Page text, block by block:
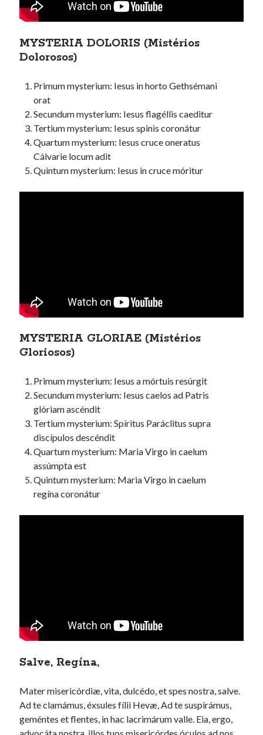
MYSTERIA DOLORIS (Mistérios
Dolorosos)
Primum mysterium: Iesus in horto Gethsémani
orat
Secundum mysterium: Iesus flagéllis caeditur
Tertium mysterium: Iesus spinis coronátur
Quartum mysterium: Iesus cruce oneratus
Cálvarie locum adit
Quintum mysterium: Iesus in cruce móritur
MYSTERIA GLORIAE (Mistérios
Gloriosos)
Primum mysterium: Iesus a mórtuis resúrgit
Secundum mysterium: Iesus caelos ad Patris
glóriam ascéndit
Tertium mysterium: Spíritus Paráclitus supra
discípulos descéndit
Quartum mysterium: Maria Virgo in caelum
assúmpta est
Quintum mysterium: Maria Virgo in caelum
regína coronátur
Salve, Regína,
Mater misericórdiæ, vita, dulcédo, et spes nostra, salve.
Ad te clamámus, éxsules fílii Hevæ, Ad te suspirámus,
geméntes et flentes, in hac lacrimárum valle. Eia, ergo,